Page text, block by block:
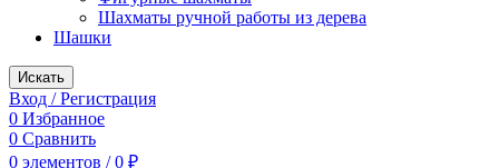
Шахматы ручной работы из дерева
Шашки
Искать
Вход / Регистрация
0 Избранное
0 Сравнить
0 элементов / 0 ₽